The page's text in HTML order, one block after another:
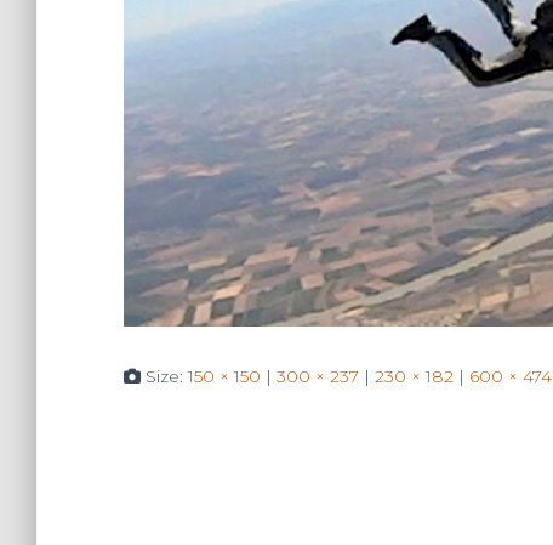
Size:150 × 150 | 300 × 237 | 230 × 182 | 600 × 474